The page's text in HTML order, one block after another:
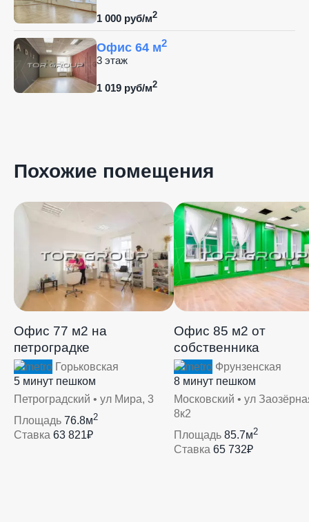
1 000 руб/м2
Офис 64 м2
3 этаж
1 019 руб/м2
Похожие помещения
Офис 77 м2 на
петроградке
Горьковская
5 минут пешком
Петроградский • ул Мира, 3
Площадь 76.8м2
Ставка 63 821₽
Офис 85 м2 от
собственника
Фрунзенская
8 минут пешком
Московский • ул
8к2
Площадь 85.7м2
Ставка 65 732₽